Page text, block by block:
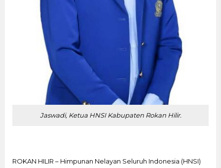
Jaswadi, Ketua HNSI Kabupaten Rokan Hilir.
ROKAN HILIR – Himpunan Nelayan Seluruh Indonesia (HNSI)